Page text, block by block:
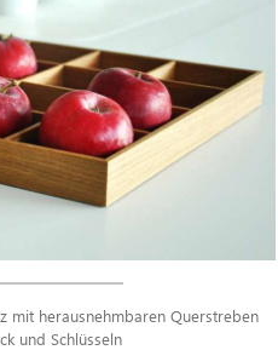
mit herausnehmbaren Querstreben
und Schlüsseln